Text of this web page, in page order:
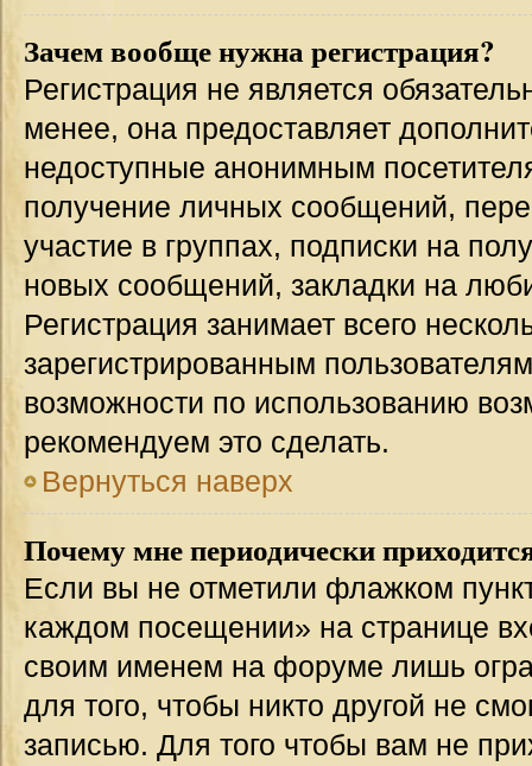
Зачем вообще нужна регистрация?
Регистрация не является
менее, она предоставляет
недоступные анонимным
получение личных сообщений,
участие в группах, подписки на
новых сообщений, закладки на
Регистрация занимает всего
зарегистрированным
возможности по использованию
рекомендуем это сделать.
Вернуться наверх
Почему мне периодически
Если вы не отметили флажком
каждом посещении» на странице
своим именем на форуме лишь
для того, чтобы никто другой не
записью. Для того чтобы вам не